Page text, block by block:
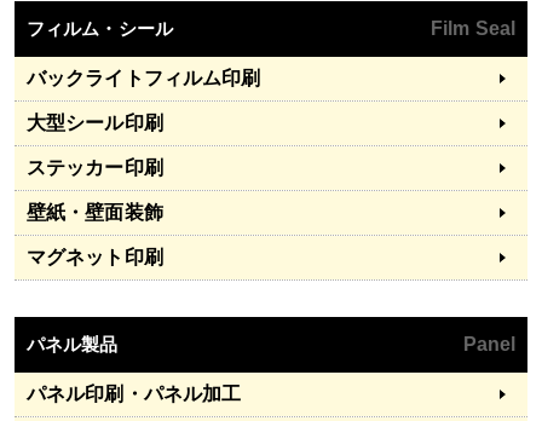
フィルム・シール Film Seal
バックライトフィルム印刷
大型シール印刷
ステッカー印刷
壁紙・壁面装飾
マグネット印刷
パネル製品 Panel
パネル印刷・パネル加工